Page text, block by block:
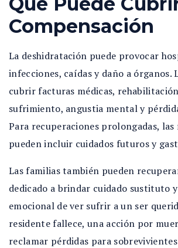
Compensación
La deshidratación puede provocar
infecciones, caídas y daño a órganos.
cubrir facturas médicas,
sufrimiento, angustia mental y
Para recuperaciones prolongadas, las
pueden incluir cuidados futuros y
Las familias también pueden
dedicado a brindar cuidado sustituto
emocional de ver sufrir a un ser
residente fallece, una acción por
reclamar pérdidas para